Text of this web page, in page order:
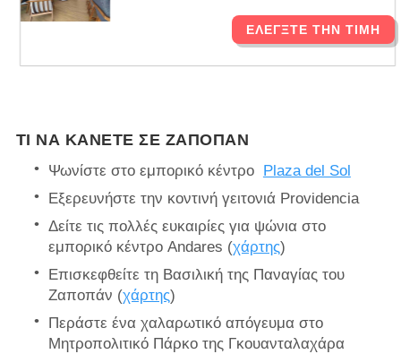
ΕΛΈΓΞΤΕ ΤΗΝ ΤΙΜΉ
ΤΙ ΝΑ ΚΆΝΕΤΕ ΣΕ ΖΑΠΟΠΆΝ
Ψωνίστε στο εμπορικό κέντρο Plaza del Sol
Εξερευνήστε την κοντινή γειτονιά Providencia
Δείτε τις πολλές ευκαιρίες για ψώνια στο
εμπορικό κέντρο Andares (χάρτης)
Επισκεφθείτε τη Βασιλική της Παναγίας του
Ζαποπάν (χάρτης)
Περάστε ένα χαλαρωτικό απόγευμα στο
Μητροπολιτικό Πάρκο της Γκουανταλαχάρα